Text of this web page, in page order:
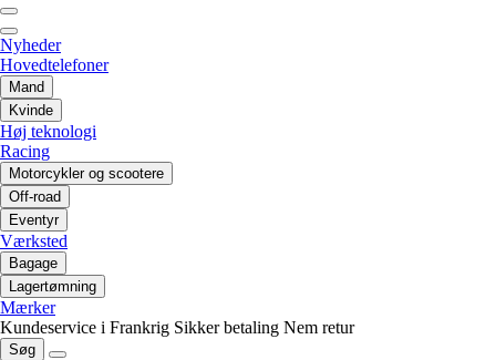
Nyheder
Hovedtelefoner
Mand
Kvinde
Høj teknologi
Racing
Motorcykler og scootere
Off-road
Eventyr
Værksted
Bagage
Lagertømning
Mærker
Kundeservice i Frankrig Sikker betaling Nem retur
Søg